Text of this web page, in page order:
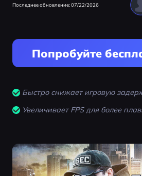
Последнее обновление: 07/22/2026
Попробуйте
Быстро снижает игровую
Увеличивает FPS для более